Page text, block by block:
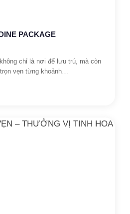
PACKAGE
chỉ là nơi để lưu trú, mà còn
vẹn từng khoảnh…